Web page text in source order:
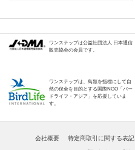
ワンステップは公益社団法人 日本通信
販売協会の会員です。
ワンステップは、鳥類を指標にして自
然の保全を目的とする国際NGO「バー
ドライフ・アジア」を応援していま
す。
会社概要 特定商取引に関する表記